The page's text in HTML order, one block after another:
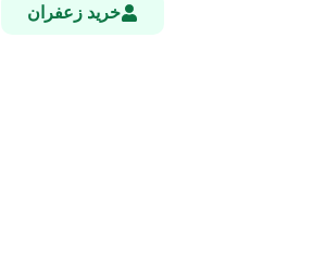
خرید زعفران